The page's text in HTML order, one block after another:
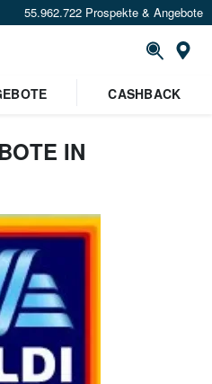
55.962.722 Prospekte & Angebote
CASHBACK
IN